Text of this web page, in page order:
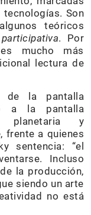
tecnologías. Son
teóricos
. Por
mucho más
lectura de
de la pantalla
a la pantalla
planetaria y
frente a quienes
sentencia: “el
Incluso
la producción,
siendo un arte
no está